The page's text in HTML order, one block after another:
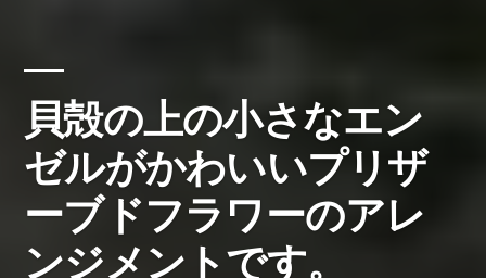
貝殻の上の小さなエン
ゼルがかわいいプリザ
ーブドフラワーのアレ
ンジメントです。